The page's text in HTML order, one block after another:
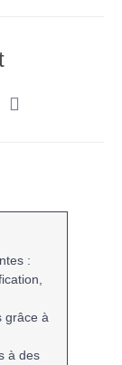
:
grâce à
à des